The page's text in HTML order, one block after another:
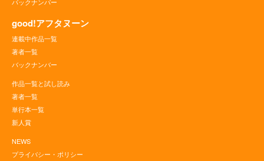
good!アフタヌーン
連載中作品一覧
著者一覧
バックナンバー
作品一覧と試し読み
著者一覧
単行本一覧
新人賞
NEWS
プライバシー・ポリシー